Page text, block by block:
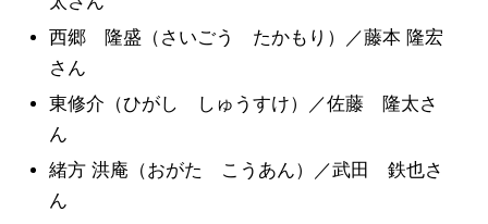
西郷 隆盛（さいごう たかもり）／藤本 隆宏
さん
東修介（ひがし しゅうすけ）／佐藤 隆太さ
ん
緒方 洪庵（おがた こうあん）／武田 鉄也さ
ん